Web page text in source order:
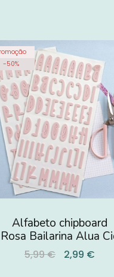
-50%
Alfabeto chipboard
Rosa Bailarina Alua
5,99 € 2,99 €